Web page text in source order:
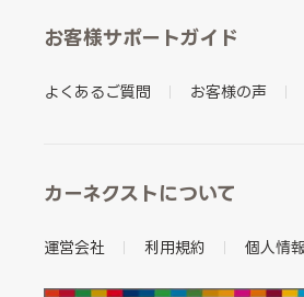
お客様サポートガイド
よくあるご質問 お客様の声
カーネクストについて
運営会社 利用規約 個人情